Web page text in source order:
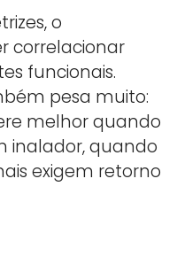
o
correlacionar
funcionais.
pesa muito:
melhor quando
inalador, quando
exigem retorno